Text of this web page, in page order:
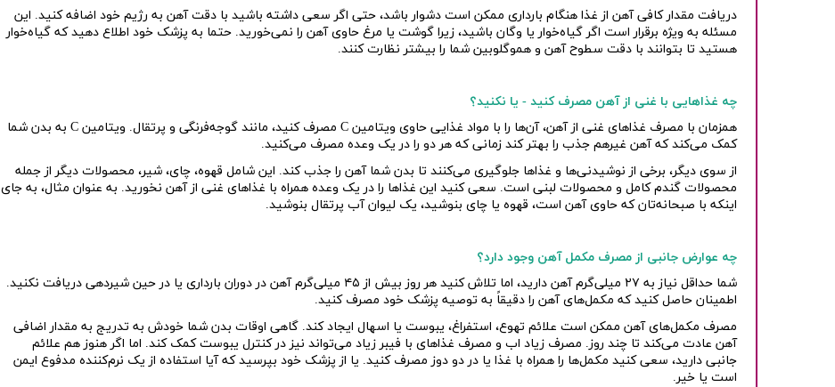
دریافت مقدار کافی آهن از غذا هنگام بارداری ممکن است دشوار باشد، حتی اگر سعی داشته باشید با دقت آهن به رژیم خود اضافه کنید. این
مسئله به ویژه برقرار است اگر گیاه‌خوار یا وگان باشید، زیرا گوشت یا مرغ حاوی آهن را نمی‌خورید. حتما به پزشک خود اطلاع دهید که گیاه‌خوار
هستید تا بتوانند با دقت سطوح آهن و هموگلوبین شما را بیشتر نظارت کنند.
چه غذاهایی با غنی از آهن مصرف کنید - یا نکنید؟
همزمان با مصرف غذاهای غنی از آهن، آن‌ها را با مواد غذایی حاوی ویتامین C مصرف کنید، مانند گوجه‌فرنگی و پرتقال. ویتامین C به بدن شما
کمک می‌کند که آهن غیرهم جذب را بهتر کند زمانی که هر دو را در یک وعده مصرف می‌کنید.
از سوی دیگر، برخی از نوشیدنی‌ها و غذاها جلوگیری می‌کنند تا بدن شما آهن را جذب کند. این شامل قهوه، چای، شیر، محصولات دیگر از جمله
محصولات گندم کامل و محصولات لبنی است. سعی کنید این غذاها را در یک وعده همراه با غذاهای غنی از آهن نخورید. به عنوان مثال، به جای
اینکه با صبحانه‌تان که حاوی آهن است، قهوه یا چای بنوشید، یک لیوان آب پرتقال بنوشید.
چه عوارض جانبی از مصرف مکمل آهن وجود دارد؟
شما حداقل نیاز به ۲۷ میلی‌گرم آهن دارید، اما تلاش کنید هر روز بیش از ۴۵ میلی‌گرم آهن در دوران بارداری یا در حین شیردهی دریافت نکنید.
اطمینان حاصل کنید که مکمل‌های آهن را دقیقاً به توصیه پزشک خود مصرف کنید.
مصرف مکمل‌های آهن ممکن است علائم تهوع، استفراغ، یبوست یا اسهال ایجاد کند. گاهی اوقات بدن شما خودش به تدریج به مقدار اضافی
آهن عادت می‌کند تا چند روز. مصرف زیاد اب و مصرف غذاهای با فیبر زیاد می‌تواند نیز در کنترل یبوست کمک کند. اما اگر هنوز هم علائم
جانبی دارید، سعی کنید مکمل‌ها را همراه با غذا یا در دو دوز مصرف کنید. یا از پزشک خود بپرسید که آیا استفاده از یک نرم‌کننده مدفوع ایمن
است یا خیر.